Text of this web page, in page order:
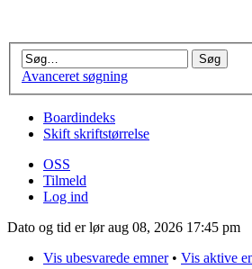
Avanceret søgning
Boardindeks
Skift skriftstørrelse
OSS
Tilmeld
Log ind
Dato og tid er lør aug 08, 2026 17:45 pm
Vis ubesvarede emner• Vis aktive